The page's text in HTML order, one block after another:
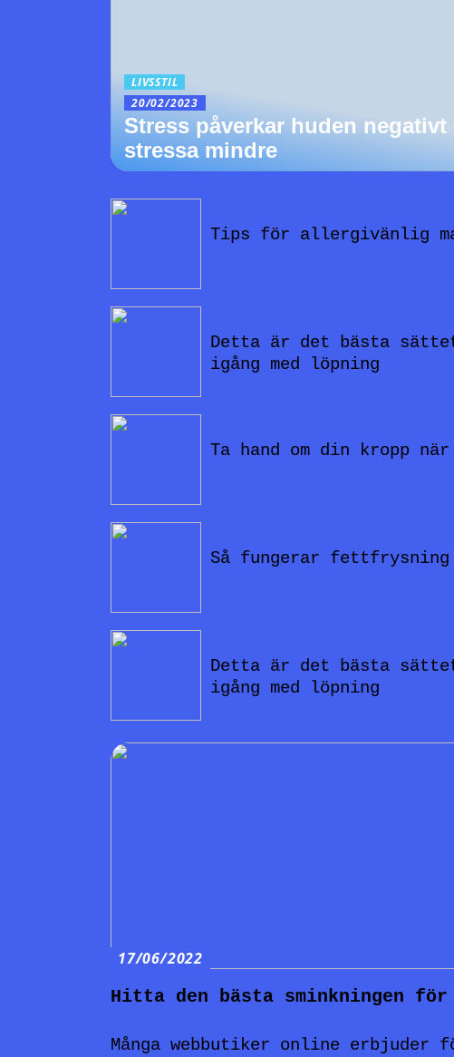
LIVSSTIL
20/02/2023
Stress påverkar huden
stressa mindre
Tips för allergivänlig
Detta är det bästa
igång med löpning
Ta hand om din kropp
Så fungerar fettfrysning
Detta är det bästa
igång med löpning
17/06/2022
Hitta den bästa sminkningen
Många webbutiker online erbjuder